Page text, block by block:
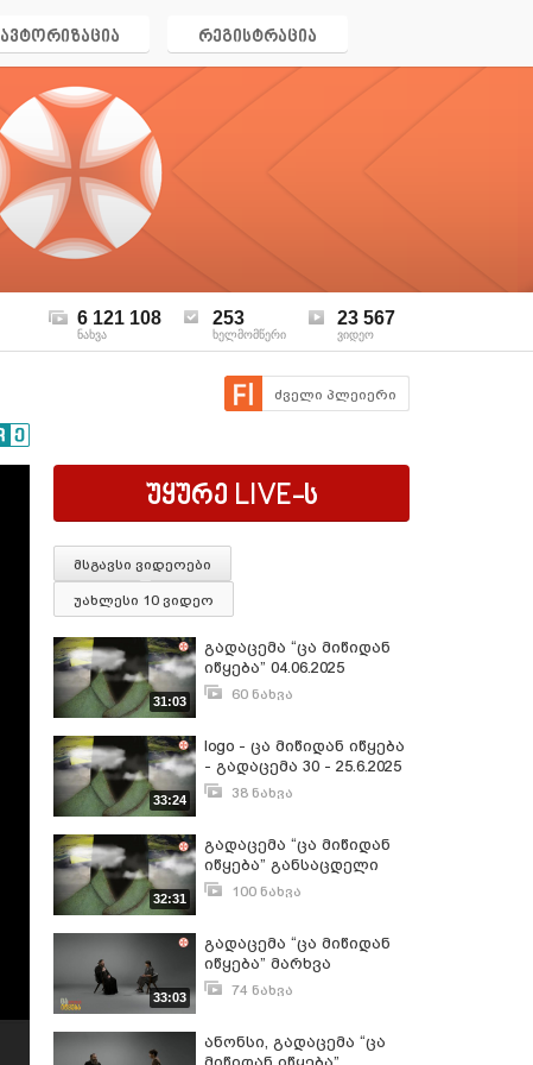
ავტორიზაცია რეგისტრაცია
6 121 108
ნახვა
253
ხელმომწერი
23 567
ვიდეო
ძველი პლეიერი
უყურე LIVE-ს
მსგავსი ვიდეოები
უახლესი 10 ვიდეო
31:03
გადაცემა “ცა მიწიდან
იწყება” 04.06.2025
60 ნახვა
33:24
logo - ცა მიწიდან იწყება
- გადაცემა 30 - 25.6.2025
38 ნახვა
32:31
გადაცემა “ცა მიწიდან
იწყება” განსაცდელი
100 ნახვა
33:03
გადაცემა “ცა მიწიდან
იწყება” მარხვა
74 ნახვა
ანონსი, გადაცემა “ცა